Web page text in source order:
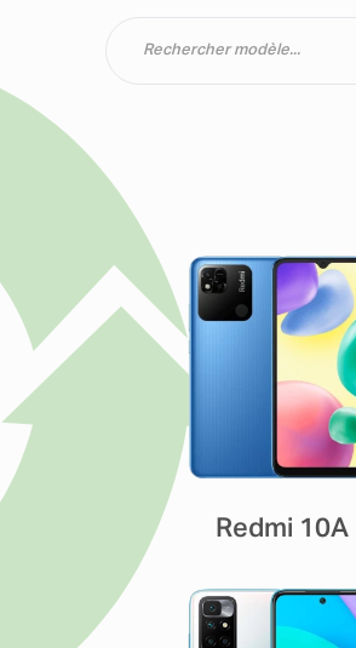
Redmi 10A